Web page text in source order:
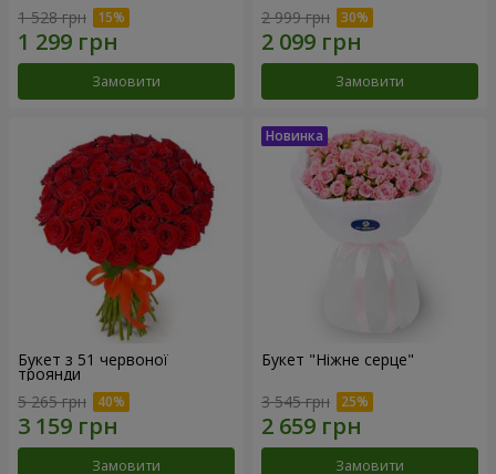
1 528 грн
Замовити
2 999 грн
Замовити
Букет з 51 червоної
троянди
5 265 грн
Замовити
Букет "Ніжне серце"
3 545 грн
Замовити